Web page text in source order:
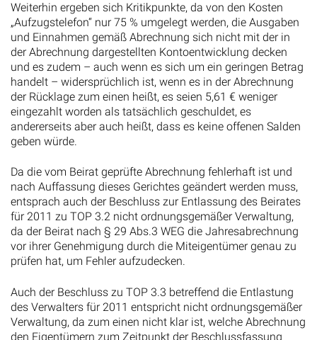
Weiterhin ergeben sich Kritikpunkte, da von den Kosten
„Aufzugstelefon“ nur 75 % umgelegt werden, die Ausgaben
und Einnahmen gemäß Abrechnung sich nicht mit der in
der Abrechnung dargestellten Kontoentwicklung decken
und es zudem – auch wenn es sich um ein geringen Betrag
handelt – widersprüchlich ist, wenn es in der Abrechnung
der Rücklage zum einen heißt, es seien 5,61 € weniger
eingezahlt worden als tatsächlich geschuldet, es
andererseits aber auch heißt, dass es keine offenen Salden
geben würde.
Da die vom Beirat geprüfte Abrechnung fehlerhaft ist und
nach Auffassung dieses Gerichtes geändert werden muss,
entsprach auch der Beschluss zur Entlassung des Beirates
für 2011 zu TOP 3.2 nicht ordnungsgemäßer Verwaltung,
da der Beirat nach § 29 Abs.3 WEG die Jahresabrechnung
vor ihrer Genehmigung durch die Miteigentümer genau zu
prüfen hat, um Fehler aufzudecken.
Auch der Beschluss zu TOP 3.3 betreffend die Entlastung
des Verwalters für 2011 entspricht nicht ordnungsgemäßer
Verwaltung, da zum einen nicht klar ist, welche Abrechnung
den Eigentümern zum Zeitpunkt der Beschlussfassung